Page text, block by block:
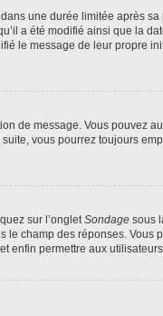
une durée limitée après
a été modifié ainsi que la
le message de leur propre
de message. Vous pouvez
suite, vous pourrez toujours
sur l’ongletSondage sous
champ des réponses. Vous
enfin permettre aux